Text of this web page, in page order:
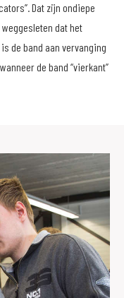
Dat zijn ondiepe
dat het
de band aan vervanging
de band “vierkant”